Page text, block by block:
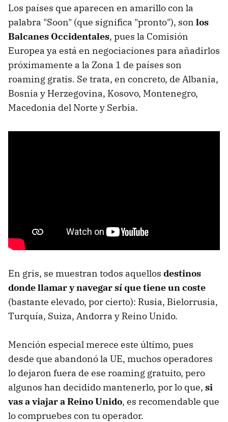
Los países que aparecen en amarillo con la
palabra "Soon" (que significa "pronto"), son los
Balcanes Occidentales, pues la Comisión
Europea ya está en negociaciones para añadirlos
próximamente a la Zona 1 de países son
roaming gratis. Se trata, en concreto, de Albania,
Bosnia y Herzegovina, Kosovo, Montenegro,
Macedonia del Norte y Serbia.
En gris, se muestran todos aquellos destinos
donde llamar y navegar sí que tiene un coste
(bastante elevado, por cierto): Rusia, Bielorrusia,
Turquía, Suiza, Andorra y Reino Unido.
Mención especial merece este último, pues
desde que abandonó la UE, muchos operadores
lo dejaron fuera de ese roaming gratuito, pero
algunos han decidido mantenerlo, por lo que, si
vas a viajar a Reino Unido, es recomendable que
lo compruebes con tu operador.